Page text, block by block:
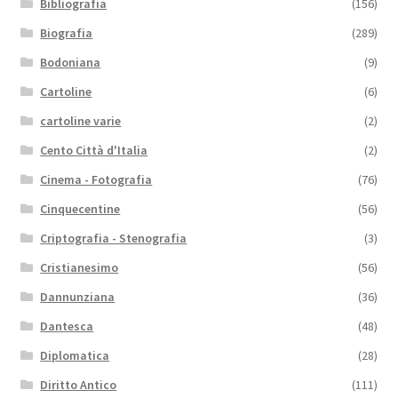
Bibliografia
(156)
Biografia
(289)
Bodoniana
(9)
Cartoline
(6)
cartoline varie
(2)
Cento Città d'Italia
(2)
Cinema - Fotografia
(76)
Cinquecentine
(56)
Criptografia - Stenografia
(3)
Cristianesimo
(56)
Dannunziana
(36)
Dantesca
(48)
Diplomatica
(28)
Diritto Antico
(111)